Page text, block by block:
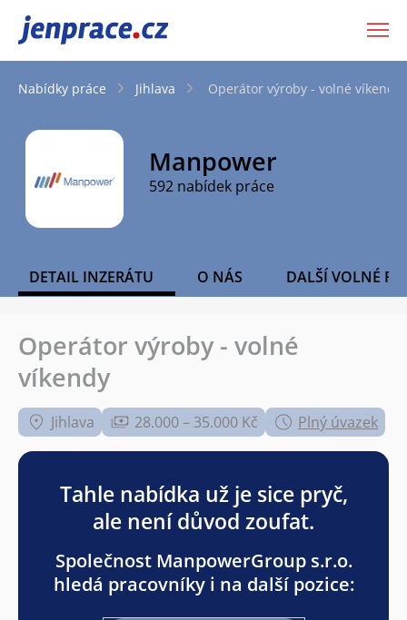
JenPráce.cz
Nabídky práce Jihlava Operátor výroby - volné víkendy
Manpower
592 nabídek práce
DETAIL INZERÁTU O NÁS DALŠÍ VOLNÉ
Operátor výroby - volné
víkendy
Jihlava 28.000 – 35.000 Kč Plný úvazek
Tahle nabídka už je sice pryč,
ale není důvod zoufat.
Společnost ManpowerGroup s.r.o.
hledá pracovníky i na další pozice: